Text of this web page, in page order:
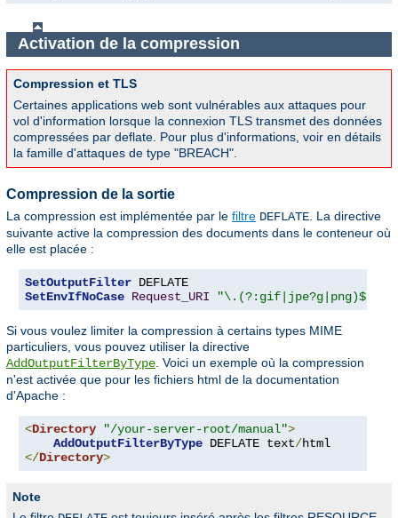
Activation de la compression
Compression et TLS
Certaines applications web sont vulnérables aux attaques pour
vol d'information lorsque la connexion TLS transmet des données
compressées par deflate. Pour plus d'informations, voir en détails
la famille d'attaques de type "BREACH".
Compression de la sortie
La compression est implémentée par le filtre DEFLATE . La directive
suivante active la compression des documents dans le conteneur où
elle est placée :
SetOutputFilter
SetEnvIfNoCase Request_URI "\.(?:gif|jpe?g|png)$"
Si vous voulez limiter la compression à certains types MIME
particuliers, vous pouvez utiliser la directive
AddOutputFilterByType . Voici un exemple où la compression
n'est activée que pour les fichiers html de la documentation
d'Apache :
<Directory "/your-server-root/manual">
AddOutputFilterByType DEFLATE text/
</Directory>
Note